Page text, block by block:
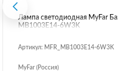
Лампа светодиодная MyFar
MB1003E14-6W3K
Артикул: MFR_MB1003E14-6W3K
MyFar (Россия)